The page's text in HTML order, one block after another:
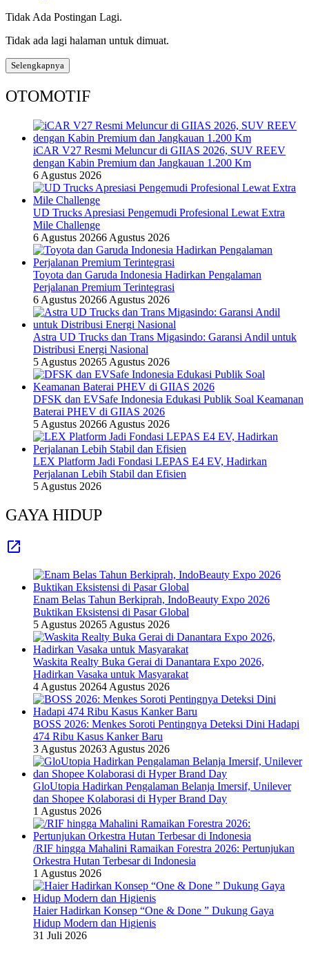
Tidak Ada Postingan Lagi.
Tidak ada lagi halaman untuk dimuat.
Selengkapnya
OTOMOTIF
iCAR V27 Resmi Meluncur di GIIAS 2026, SUV REEV
dengan Kabin Premium dan Jangkauan 1.200 Km
6 Agustus 2026
UD Trucks Apresiasi Pengemudi Profesional Lewat Extra
Mile Challenge
6 Agustus 20266 Agustus 2026
Toyota dan Garuda Indonesia Hadirkan Pengalaman
Perjalanan Premium Terintegrasi
6 Agustus 20266 Agustus 2026
Astra UD Trucks dan Trans Migasindo: Garansi Andil untuk
Distribusi Energi Nasional
5 Agustus 20265 Agustus 2026
DFSK dan EVSafe Indonesia Edukasi Publik Soal Keamanan
Baterai PHEV di GIIAS 2026
5 Agustus 20266 Agustus 2026
LEX Platform Jadi Fondasi LEPAS E4 EV, Hadirkan
Perjalanan Lebih Stabil dan Efisien
5 Agustus 2026
GAYA HIDUP
Enam Belas Tahun Berkiprah, IndoBeauty Expo 2026
Buktikan Eksistensi di Pasar Global
5 Agustus 20265 Agustus 2026
Waskita Realty Buka Gerai di Danantara Expo 2026,
Hadirkan Vasaka untuk Masyarakat
4 Agustus 20264 Agustus 2026
BOSS 2026: Menkes Soroti Pentingnya Deteksi Dini Hadapi
474 Ribu Kasus Kanker Baru
3 Agustus 20263 Agustus 2026
GloUtopia Hadirkan Pengalaman Belanja Imersif, Unilever
dan Shopee Kolaborasi di Hyper Brand Day
1 Agustus 2026
/RIF hingga Mahalini Ramaikan Forestra 2026: Pertunjukan
Orkestra Hutan Terbesar di Indonesia
1 Agustus 2026
Haier Hadirkan Konsep “One & Done ” Dukung Gaya
Hidup Modern dan Higienis
31 Juli 2026